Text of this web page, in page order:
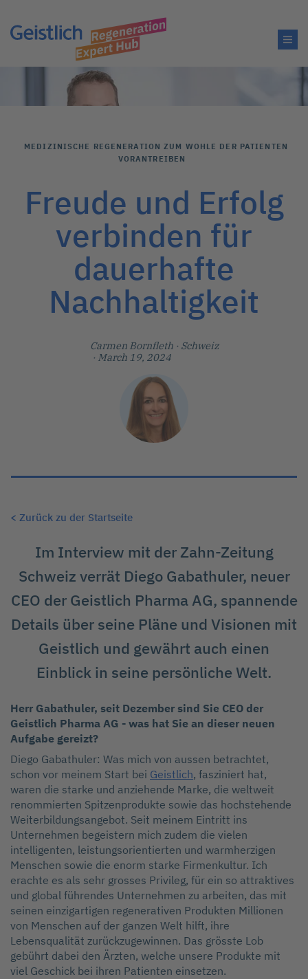
MEDIZINISCHE REGENERATION ZUM WOHLE DER PATIENTEN
VORANTREIBEN
Freude und Erfolg
verbinden für
dauerhafte
Nachhaltigkeit
Carmen Bornfleth · Schweiz
· March 19, 2024
< Zurück zu der Startseite
Im Interview mit der Zahn-Zeitung
Schweiz verrät Diego Gabathuler, neuer
CEO der Geistlich Pharma AG, spannende
Details über seine Pläne und Visionen mit
Geistlich und gewährt auch einen
Einblick in seine persönliche Welt.
Herr Gabathuler, seit Dezember sind Sie CEO der
Geistlich Pharma AG - was hat Sie an dieser neuen
Aufgabe gereizt?
Diego Gabathuler: Was mich von aussen betrachtet,
schon vor meinem Start bei Geistlich, fasziniert hat,
waren die starke und anziehende Marke, die weltweit
renommierten Spitzenprodukte sowie das hochstehende
Weiterbildungsangebot. Seit meinem Eintritt ins
Unternehmen begeistern mich zudem die vielen
intelligenten, leistungsorientierten und warmherzigen
Menschen sowie die enorm starke Firmenkultur. Ich
erachte es als sehr grosses Privileg, für ein so attraktives
und global führendes Unternehmen zu arbeiten, das mit
seinen einzigartigen regenerativen Produkten Millionen
von Menschen auf der ganzen Welt hilft, ihre
Lebensqualität zurückzugewinnen. Das grösste Lob
gebührt dabei den Ärzten, welche unsere Produkte mit
viel Geschick bei ihren Patienten einsetzen.